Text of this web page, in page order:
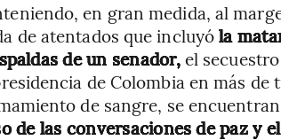
en gran medida, al
de atentados que incluyóla
de un senador,el
de Colombia en más de
de sangre, se
de las conversaciones de paz y